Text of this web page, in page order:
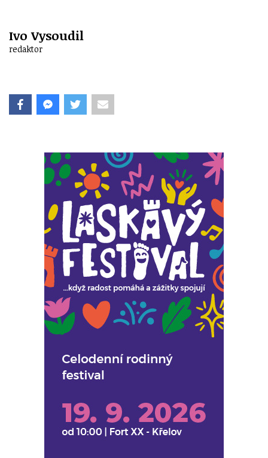
Ivo Vysoudil
redaktor